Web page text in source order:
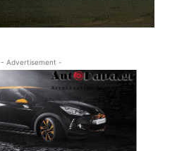
- Advertisement -